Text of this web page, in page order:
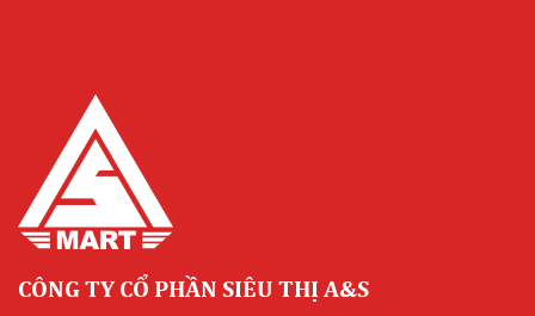
CÔNG TY CỔ PHẦN SIÊU THỊ A&S